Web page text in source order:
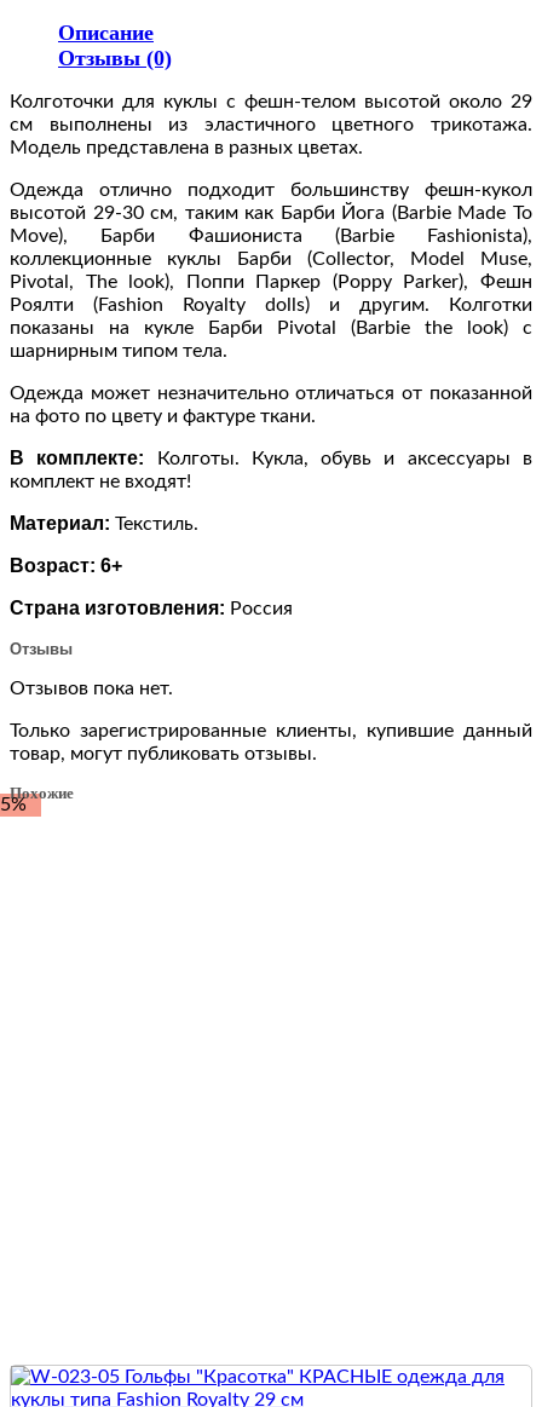
Описание
Отзывы (0)
Колготочки для куклы с фешн-телом высотой около 29
см выполнены из эластичного цветного трикотажа.
Модель представлена в разных цветах.
Одежда отлично подходит большинству фешн-кукол
высотой 29-30 см, таким как Барби Йога (Barbie Made To
Move), Барби Фашиониста (Barbie Fashionista),
коллекционные куклы Барби (Collector, Model Muse,
Pivotal, The look), Поппи Паркер (Poppy Parker), Фешн
Роялти (Fashion Royalty dolls) и другим. Колготки
показаны на кукле Барби Pivotal (Barbie the look) с
шарнирным типом тела.
Одежда может незначительно отличаться от показанной
на фото по цвету и фактуре ткани.
В комплекте: Колготы. Кукла, обувь и аксессуары в
комплект не входят!
Материал: Текстиль.
Возраст: 6+
Страна изготовления: Россия
Отзывы
Отзывов пока нет.
Только зарегистрированные клиенты, купившие данный
товар, могут публиковать отзывы.
Похожие